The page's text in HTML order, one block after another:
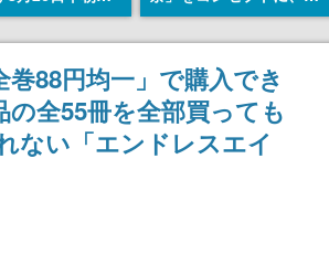
『FF7』リメイ
ズの完結編、
」のオープ
イトライブにて
ターの浜口直樹
する予定
擬店やセツやSQ、ラキオ
たちが学祭バンドを楽し
む様子を切り取った新グ
ッズが展開
88円均一」で購入でき
全55冊を全部買っても
ない「エンドレスエイ